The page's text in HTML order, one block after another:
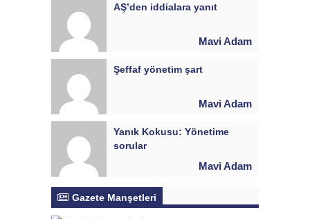
AŞ’den iddialara yanıt
Mavi Adam
Şeffaf yönetim şart
Mavi Adam
Yanık Kokusu: Yönetime
sorular
Mavi Adam
Gazete Manşetleri